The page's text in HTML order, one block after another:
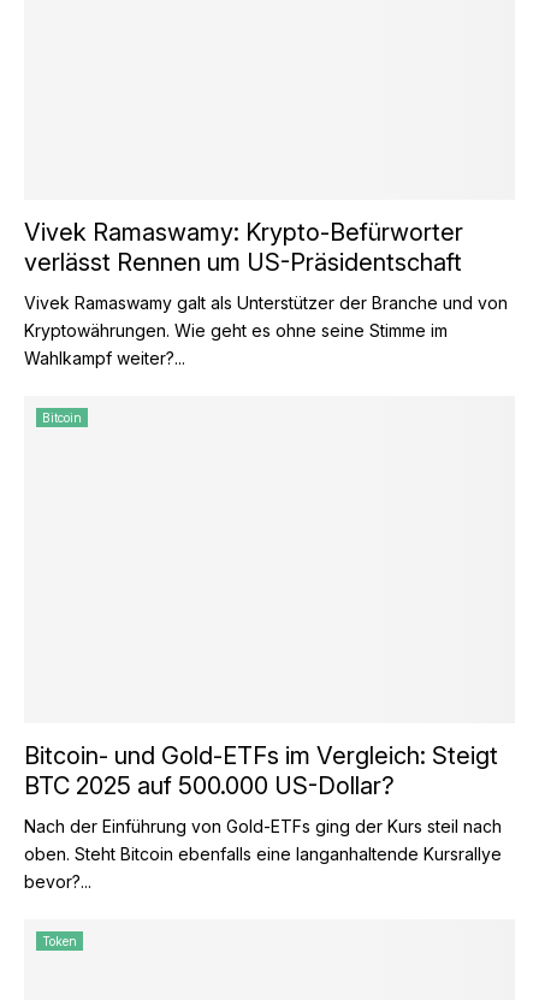
Vivek Ramaswamy: Krypto-Befürworter
verlässt Rennen um US-Präsidentschaft
Vivek Ramaswamy galt als Unterstützer der Branche und von
Kryptowährungen. Wie geht es ohne seine Stimme im
Wahlkampf weiter?...
Bitcoin
Bitcoin- und Gold-ETFs im Vergleich: Steigt
BTC 2025 auf 500.000 US-Dollar?
Nach der Einführung von Gold-ETFs ging der Kurs steil nach
oben. Steht Bitcoin ebenfalls eine langanhaltende Kursrallye
bevor?...
Token